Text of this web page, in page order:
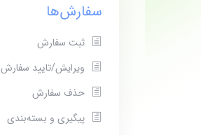
سفارش‌ها
ثبت سفارش
ویرایش/تایید سفارش
حذف سفارش
پیگیری و بسته‌بندی